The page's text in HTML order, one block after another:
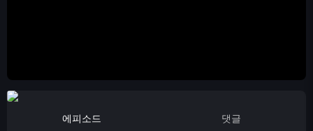
에피소드 댓글